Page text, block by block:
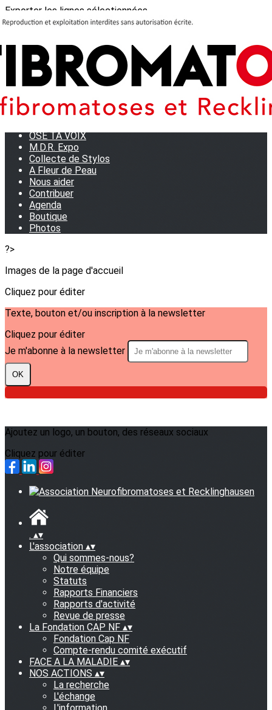
Exporter les lignes sélectionnées
Exporter toutes les colonnes
Journées Partage 2026 - La Rochelle
Les manifestations
OSE TA VOIX
M.D.R. Expo
Collecte de Stylos
A Fleur de Peau
Nous aider
Contribuer
Agenda
Boutique
Photos
?>
Images de la page d'accueil
Cliquez pour éditer
Texte, bouton et/ou inscription à la newsletter
Cliquez pour éditer
Je m'abonne à la newsletter
OK
Ajoutez un logo, un bouton, des réseaux sociaux
Cliquez pour éditer
. ▴▾
L'association ▴▾
Qui sommes-nous?
Notre équipe
Statuts
Rapports Financiers
Rapports d'activité
Revue de presse
La Fondation CAP NF ▴▾
Fondation Cap NF
Compte-rendu comité exécutif
FACE A LA MALADIE ▴▾
NOS ACTIONS ▴▾
La recherche
L'échange